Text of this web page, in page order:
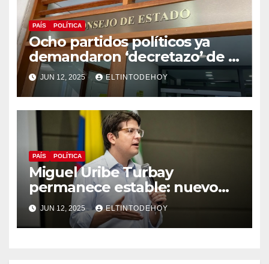
PAÍS POLÍTICA
Ocho partidos políticos ya
demandaron ‘decretazo’ de la
consulta popular
JUN 12, 2025 ELTINTODEHOY
PAÍS POLÍTICA
Miguel Uribe Turbay
permanece estable: nuevo
parte médico de la clínica
Santa Fe
JUN 12, 2025 ELTINTODEHOY